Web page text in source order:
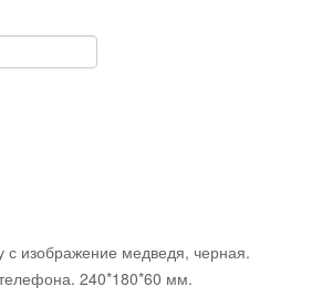
с изображение медведя, черная.
240*180*60 мм.